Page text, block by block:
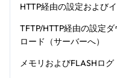
HTTP経由の設定および
TFTP/HTTP経由の設定
ロード（サーバーへ）
メモリおよびFLASHログ